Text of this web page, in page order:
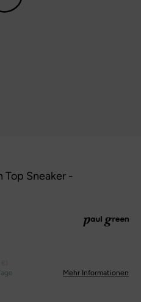
Top Sneaker -
Mehr Informationen